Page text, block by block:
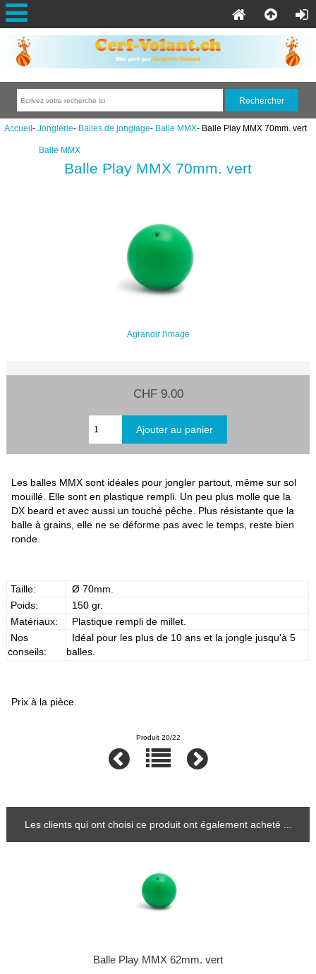
Accueil- Jonglerie- Balles de jonglage- Balle MMX- Balle Play MMX 70mm. vert
Balle MMX
Balle Play MMX 70mm. vert
Agrandir l'image
CHF 9.00
Les balles MMX sont idéales pour jongler partout, même sur sol
mouillé. Elle sont en plastique rempli. Un peu plus molle que la
DX beard et avec aussi un touché pêche. Plus résistante que la
balle à grains, elle ne se déforme pas avec le temps, reste bien
ronde.
Taille:
Ø 70mm.
Poids:
150 gr.
Matériaux:
Plastique rempli de millet.
Nos
conseils:
Idéal pour les plus de 10 ans et la jongle jusqu'à 5
balles.
Prix à la pièce.
Produit 20/22
Les clients qui ont choisi ce produit ont également acheté ...
Balle Play MMX 62mm. vert